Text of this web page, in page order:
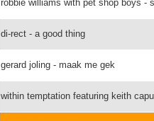
robbie williams with pet shop boys -
di-rect - a good thing
gerard joling - maak me gek
within temptation featuring keith